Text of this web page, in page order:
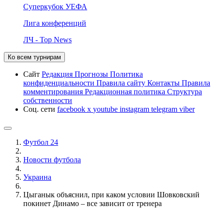
Суперкубок УЕФА
Лига конференций
ЛЧ - Top News
Ко всем турнирам
Сайт Редакция Прогнозы Политика
конфиденциальности Правила сайту Контакты Правила
комментирования Редакционная политика Структура
собственности
Соц. сети facebook x youtube instagram telegram viber
Футбол 24
Новости футбола
Украина
Цыганык объяснил, при каком условии Шовковский
покинет Динамо – все зависит от тренера